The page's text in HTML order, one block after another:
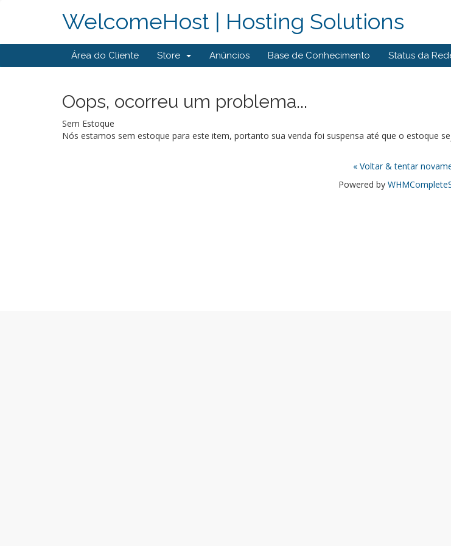
WelcomeHost | Hosting Solutions
Área do Cliente Store Anúncios Base de Conhecimento Status da
Oops, ocorreu um problema...
Sem Estoque
Nós estamos sem estoque para este item, portanto sua venda foi suspensa até que o estoque
« Voltar & tentar
Powered by